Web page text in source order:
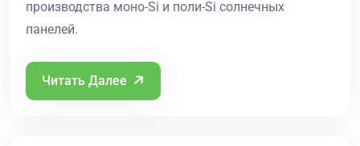
производства моно-Si и поли-Si солнечных
панелей.
Читать Далее